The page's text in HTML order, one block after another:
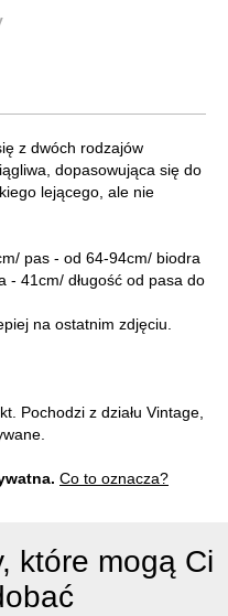
z dwóch rodzajów
dopasowująca się do
lejącego, ale nie
pas - od 64-94cm/ biodra
- 41cm/ długość od pasa do
na ostatnim zdjęciu.
Pochodzi z działu Vintage,
Co to oznacza?
które mogą Ci